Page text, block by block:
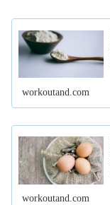
workoutand.com
workoutand.com